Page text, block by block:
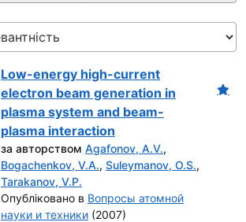
Low-energy high-current
electron beam generation in
plasma system and beam-
plasma interaction
за авторством Agafonov, A.V.,
Bogachenkov, V.A., Suleymanov, O.S.,
Tarakanov, V.P.
Опубліковано в Вопросы атомной
науки и техники (2007)